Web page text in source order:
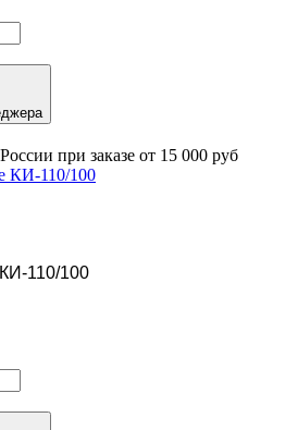
при заказе от 15 000 руб
110/100